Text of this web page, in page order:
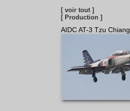
[ voir tout ]
[ Production ]
AIDC AT-3 Tzu Chiang